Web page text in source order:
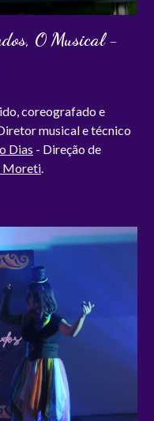
O Musical -
coreografado e
musical e técnico
Dias - Direção de
Moreti